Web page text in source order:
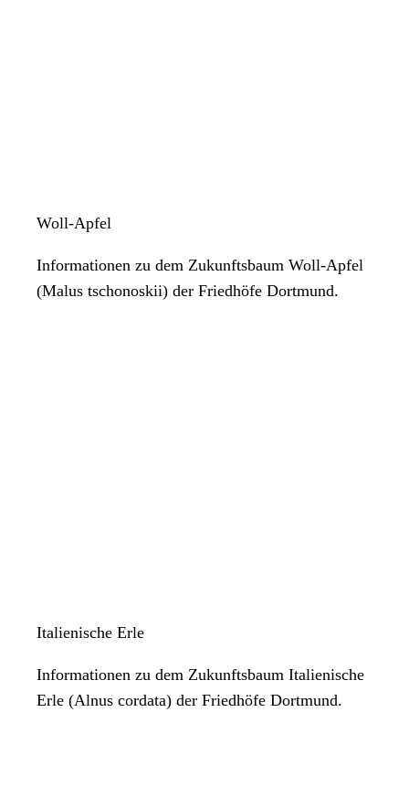
Woll-Apfel
Informationen zu dem Zukunftsbaum Woll-Apfel
(Malus tschonoskii) der Friedhöfe Dortmund.
Italienische Erle
Informationen zu dem Zukunftsbaum Italienische
Erle (Alnus cordata) der Friedhöfe Dortmund.